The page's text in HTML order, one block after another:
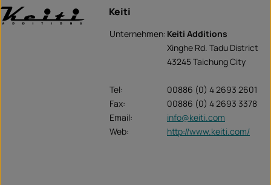
Keiti
Unternehmen: Keiti Additions
Xinghe Rd. Tadu District
43245 Taichung City
Tel:
00886 (0) 4 2693 2601
Fax:
00886 (0) 4 2693 3378
Email:
info@keiti.com
Web:
http://www.keiti.com/